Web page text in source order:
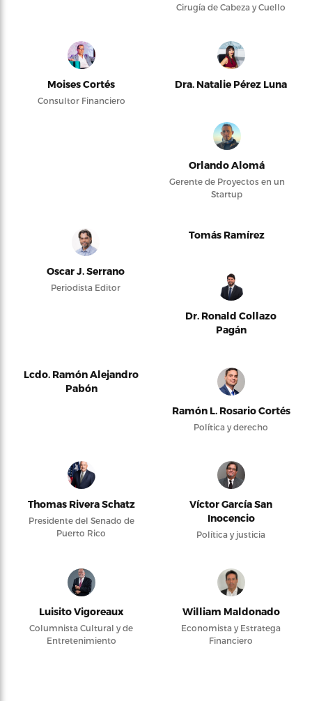
Cirugía de Cabeza y Cuello
Moises Cortés
Consultor Financiero
Dra. Natalie Pérez Luna
Orlando Alomá
Gerente de Proyectos en un
Startup
Oscar J. Serrano
Periodista Editor
Tomás Ramírez
Dr. Ronald Collazo
Pagán
Lcdo. Ramón Alejandro
Pabón
Ramón L. Rosario Cortés
Política y derecho
Thomas Rivera Schatz
Presidente del Senado de
Puerto Rico
Víctor García San
Inocencio
Política y justicia
Luisito Vigoreaux
Columnista Cultural y de
Entretenimiento
William Maldonado
Economista y Estratega
Financiero